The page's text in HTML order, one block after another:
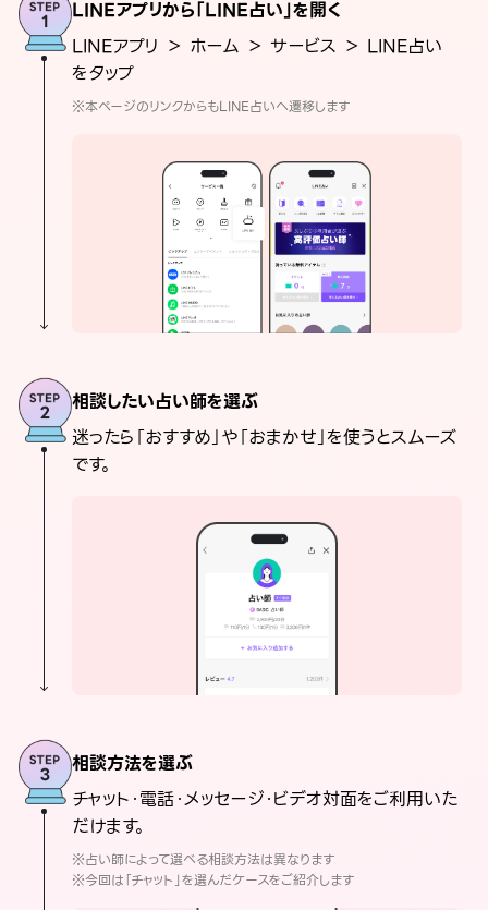
LINEアプリから「LINE占い」を開く
LINEアプリ ＞ ホーム ＞ サービス ＞ LINE占い
をタップ
※本ページのリンクからもLINE占いへ遷移します
相談したい占い師を選ぶ
迷ったら「おすすめ」や「おまかせ」を使うとスムーズ
です。
相談方法を選ぶ
チャット・電話・メッセージ・ビデオ対面をご利用いた
だけます。
※占い師によって選べる相談方法は異なります
※今回は「チャット」を選んだケースをご紹介します